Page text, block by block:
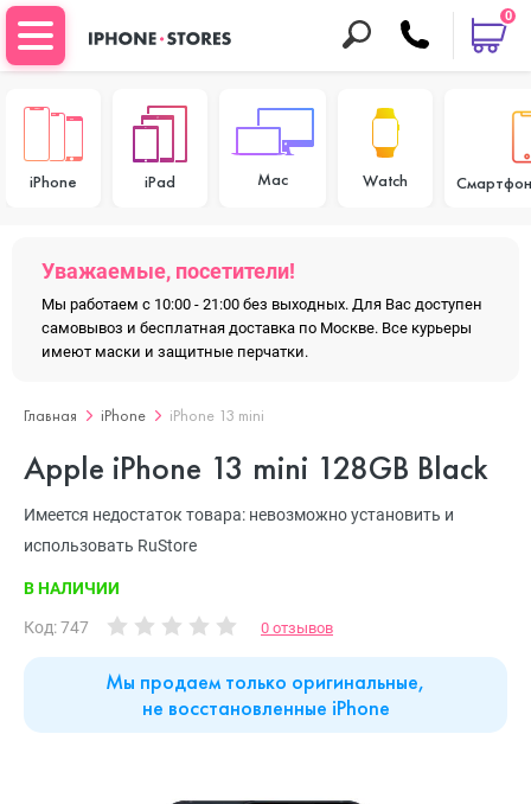
0
iPhone iPad Mac Watch
Уважаемые, посетители!
Мы работаем с 10:00 - 21:00 без выходных. Для Вас доступен
самовывоз и бесплатная доставка по Москве. Все курьеры
имеют маски и защитные перчатки.
Главная iPhone iPhone 13 mini
Apple iPhone 13 mini 128GB Black
Имеется недостаток товара: невозможно установить и
использовать RuStore
В НАЛИЧИИ
Код: 747 0 отзывов
Мы продаем только оригинальные,
не восстановленные iPhone